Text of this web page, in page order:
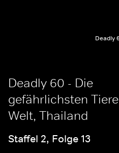
Deadly
Deadly 60 - Die
gefährlichsten
Welt, Thailand
Staffel 2, Folge 13